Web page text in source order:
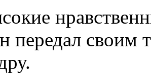
передал своим